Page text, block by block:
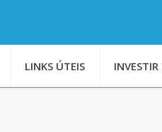
LINKS ÚTEIS